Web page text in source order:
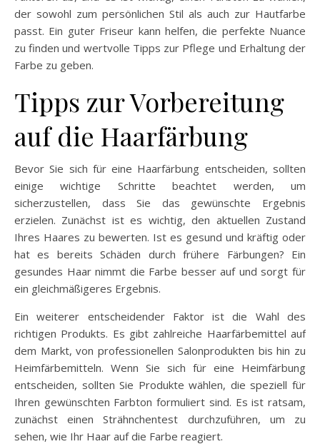
der sowohl zum persönlichen Stil als auch zur Hautfarbe
passt. Ein guter Friseur kann helfen, die perfekte Nuance
zu finden und wertvolle Tipps zur Pflege und Erhaltung der
Farbe zu geben.
Tipps zur Vorbereitung
auf die Haarfärbung
Bevor Sie sich für eine Haarfärbung entscheiden, sollten
einige wichtige Schritte beachtet werden, um
sicherzustellen, dass Sie das gewünschte Ergebnis
erzielen. Zunächst ist es wichtig, den aktuellen Zustand
Ihres Haares zu bewerten. Ist es gesund und kräftig oder
hat es bereits Schäden durch frühere Färbungen? Ein
gesundes Haar nimmt die Farbe besser auf und sorgt für
ein gleichmäßigeres Ergebnis.
Ein weiterer entscheidender Faktor ist die Wahl des
richtigen Produkts. Es gibt zahlreiche Haarfärbemittel auf
dem Markt, von professionellen Salonprodukten bis hin zu
Heimfärbemitteln. Wenn Sie sich für eine Heimfärbung
entscheiden, sollten Sie Produkte wählen, die speziell für
Ihren gewünschten Farbton formuliert sind. Es ist ratsam,
zunächst einen Strähnchentest durchzuführen, um zu
sehen, wie Ihr Haar auf die Farbe reagiert.